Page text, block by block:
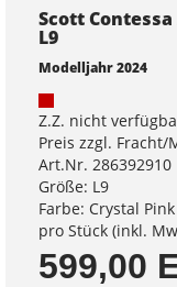
Scott
L9
Modelljahr 2024
Z.Z. nicht
Preis zzgl. Fracht/
Art.Nr. 286392910
Größe: L9
Farbe: Crystal Pink
pro Stück (inkl.
599,00